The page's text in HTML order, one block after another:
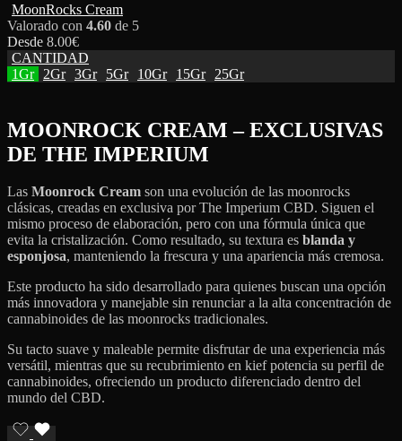
MoonRocks Cream
Valorado con 4.60 de 5
Desde 8.00€
CANTIDAD
1Gr
2Gr 3Gr 5Gr 10Gr 15Gr 25Gr
MOONROCK CREAM – EXCLUSIVAS
DE THE IMPERIUM
Las Moonrock Cream son una evolución de las moonrocks
clásicas, creadas en exclusiva por The Imperium CBD. Siguen el
mismo proceso de elaboración, pero con una fórmula única que
evita la cristalización. Como resultado, su textura es blanda y
esponjosa, manteniendo la frescura y una apariencia más cremosa.
Este producto ha sido desarrollado para quienes buscan una opción
más innovadora y manejable sin renunciar a la alta concentración de
cannabinoides de las moonrocks tradicionales.
Su tacto suave y maleable permite disfrutar de una experiencia más
versátil, mientras que su recubrimiento en kief potencia su perfil de
cannabinoides, ofreciendo un producto diferenciado dentro del
mundo del CBD.